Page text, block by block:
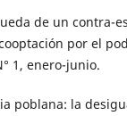
de un contra-
por el
1, enero-junio.
poblana: la